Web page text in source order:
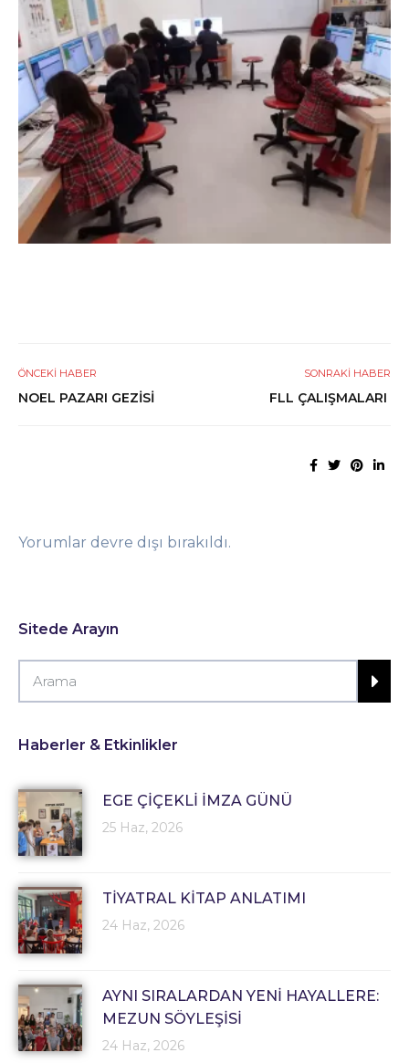
ÖNCEKI HABER
NOEL PAZARI GEZİSİ
SONRAKI HABER
FLL ÇALIŞMALARI
Yorumlar devre dışı bırakıldı.
Sitede Arayın
Haberler & Etkinlikler
EGE ÇİÇEKLİ İMZA GÜNÜ
25 Haz, 2026
TİYATRAL KİTAP ANLATIMI
24 Haz, 2026
AYNI SIRALARDAN YENİ HAYALLERE:
MEZUN SÖYLEŞİSİ
24 Haz, 2026